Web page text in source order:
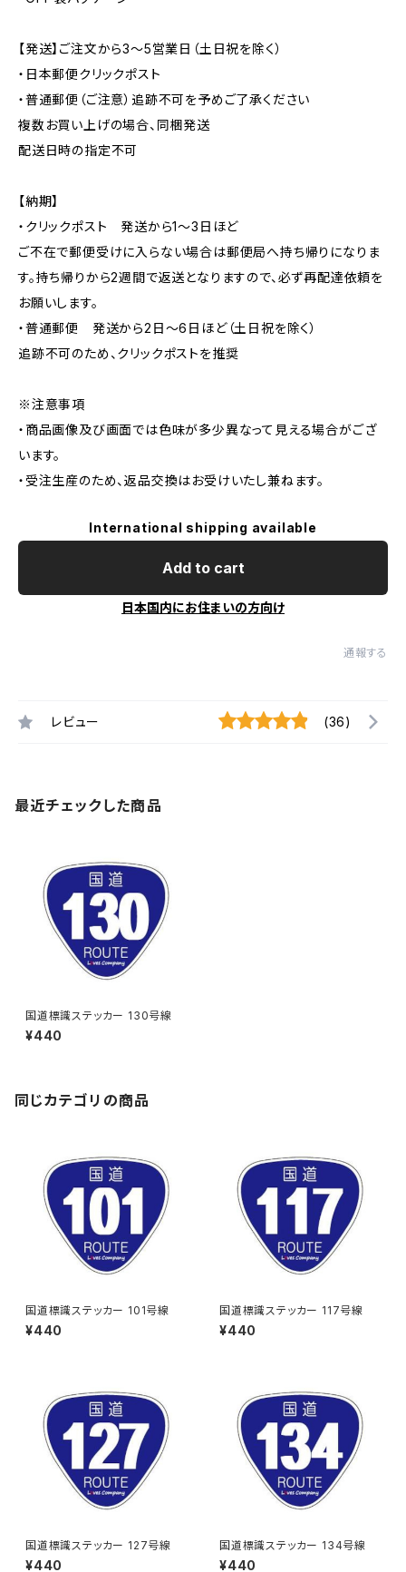
【発送】ご注文から3〜5営業日（土日祝を除く）
・日本郵便クリックポスト
・普通郵便（ご注意）追跡不可を予めご了承ください
複数お買い上げの場合、同梱発送
配送日時の指定不可
【納期】
・クリックポスト 発送から1〜3日ほど
ご不在で郵便受けに入らない場合は郵便局へ持ち帰りになりま
す。持ち帰りから2週間で返送となりますので、必ず再配達依頼を
お願いします。
・普通郵便 発送から2日〜6日ほど（土日祝を除く）
追跡不可のため、クリックポストを推奨
※注意事項
・商品画像及び画面では色味が多少異なって見える場合がござ
います。
・受注生産のため、返品交換はお受けいたし兼ねます。
International shipping available
Add to cart
日本国内にお住まいの方向け
通報する
レビュー (36)
最近チェックした商品
国道標識ステッカー 130号線
¥440
同じカテゴリの商品
国道標識ステッカー 101号線
¥440
国道標識ステッカー 117号線
¥440
国道標識ステッカー 127号線
¥440
国道標識ステッカー 134号線
¥440